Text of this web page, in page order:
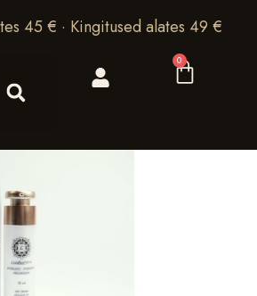
45 € · Kingitused alates 49 €
0